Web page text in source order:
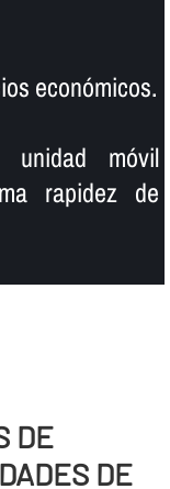
económicos.
unidad móvil
rapidez de
DE
DE